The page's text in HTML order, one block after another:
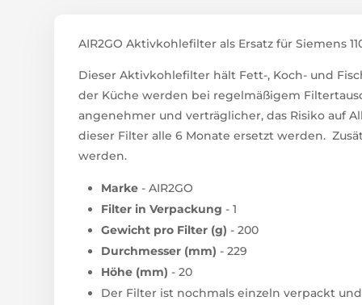
AIR2GO Aktivkohlefilter als Ersatz für Siemens
Dieser Aktivkohlefilter hält Fett-, Koch- und
der Küche werden bei regelmäßigem
angenehmer und verträglicher, das Risiko auf
dieser Filter alle 6 Monate ersetzt werden.
werden.
Marke - AIR2GO
Filter in Verpackung - 1
Gewicht pro Filter (g) - 200
Durchmesser (mm) - 229
Höhe (mm) - 20
Der Filter ist nochmals einzeln verpackt